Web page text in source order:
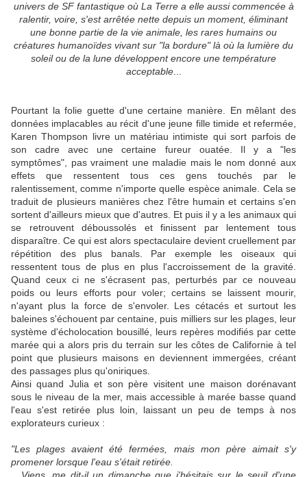
univers de SF fantastique où La Terre a elle aussi commencée à
ralentir, voire, s'est arrêtée nette depuis un moment, éliminant
une bonne partie de la vie animale, les rares humains ou
créatures humanoïdes vivant sur "la bordure" là où la lumière du
soleil ou de la lune développent encore une température
acceptable...
Pourtant la folie guette d'une certaine manière. En mêlant des
données implacables au récit d'une jeune fille timide et refermée,
Karen Thompson livre un matériau intimiste qui sort parfois de
son cadre avec une certaine fureur ouatée. Il y a "les
symptômes", pas vraiment une maladie mais le nom donné aux
effets que ressentent tous ces gens touchés par le
ralentissement, comme n'importe quelle espèce animale. Cela se
traduit de plusieurs manières chez l'être humain et certains s'en
sortent d'ailleurs mieux que d'autres. Et puis il y a les animaux qui
se retrouvent déboussolés et finissent par lentement tous
disparaître. Ce qui est alors spectaculaire devient cruellement par
répétition des plus banals. Par exemple les oiseaux qui
ressentent tous de plus en plus l'accroissement de la gravité.
Quand ceux ci ne s'écrasent pas, perturbés par ce nouveau
poids ou leurs efforts pour voler; certains se laissent mourir,
n'ayant plus la force de s'envoler. Les cétacés et surtout les
baleines s'échouent par centaine, puis milliers sur les plages, leur
système d'écholocation bousillé, leurs repères modifiés par cette
marée qui a alors pris du terrain sur les côtes de Californie à tel
point que plusieurs maisons en deviennent immergées, créant
des passages plus qu'oniriques.
Ainsi quand Julia et son père visitent une maison dorénavant
sous le niveau de la mer, mais accessible à marée basse quand
l'eau s'est retirée plus loin, laissant un peu de temps à nos
explorateurs curieux :
"Les plages avaient été fermées, mais mon père aimait s'y
promener lorsque l'eau s'était retirée.